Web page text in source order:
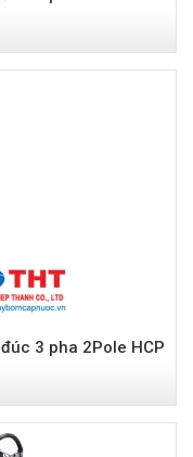
3 pha 2Pole HCP